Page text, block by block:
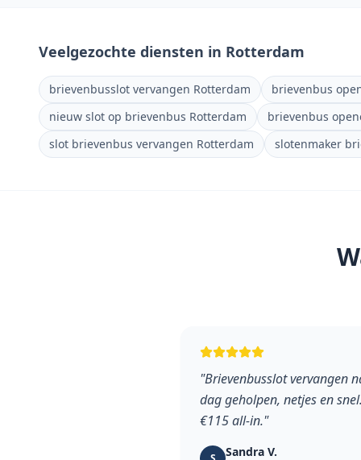
Veelgezochte diensten in Rotterdam
brievenbusslot vervangen Rotterdam
brievenbus
nieuw slot op brievenbus Rotterdam
brievenbus
slot brievenbus vervangen Rotterdam
slotenmaker
"Brievenbusslot vervangen
dag geholpen, netjes en
€115 all-in."
Sandra V.